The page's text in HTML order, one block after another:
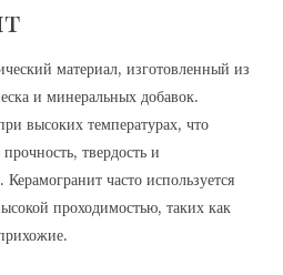
материал, изготовленный из
и минеральных добавок.
высоких температурах, что
твердость и
часто используется
проходимостью, таких как